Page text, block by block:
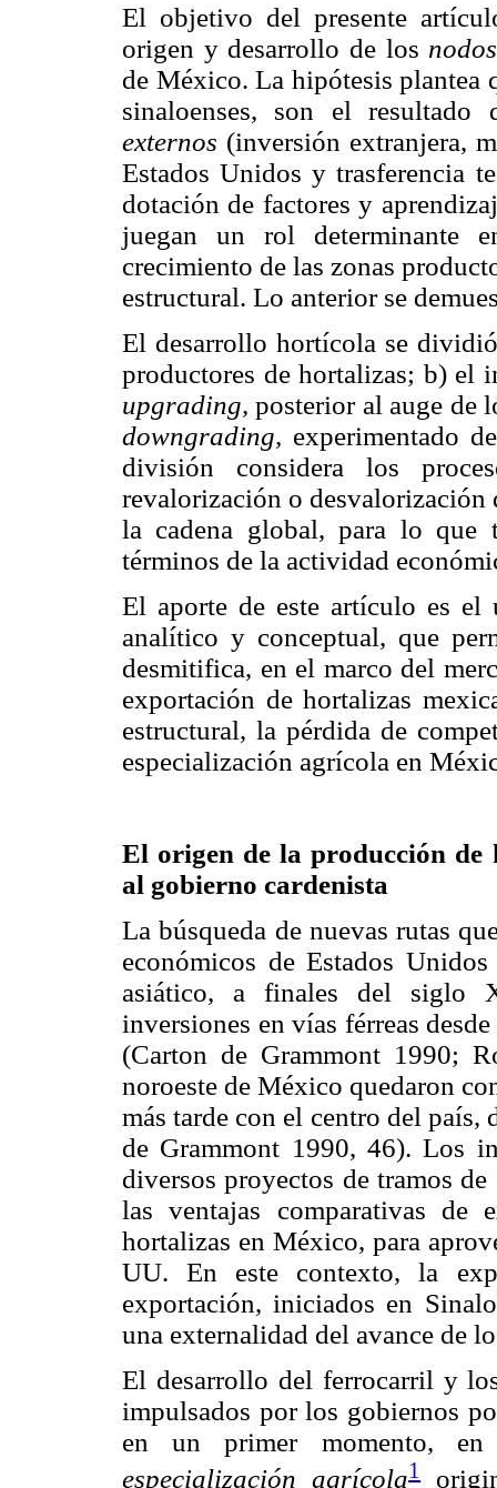
El objetivo del presente
origen y desarrollo de los nodos
de México. La hipótesis plantea
sinaloenses, son el
externos (inversión extranjera,
Estados Unidos y trasferencia
dotación de factores y
juegan un rol determinante
crecimiento de las zonas
estructural. Lo anterior se
El desarrollo hortícola se
productores de hortalizas; b) el
upgrading, posterior al auge de
downgrading, experimentado
división considera los
revalorización o desvalorización
la cadena global, para lo que
términos de la actividad
El aporte de este artículo es
analítico y conceptual, que
desmitifica, en el marco del
exportación de hortalizas
estructural, la pérdida de
especialización agrícola en
El origen de la producción
al gobierno cardenista
La búsqueda de nuevas rutas
económicos de Estados
asiático, a finales del siglo
inversiones en vías férreas
(Carton de Grammont 1990;
noroeste de México quedaron
más tarde con el centro del
de Grammont 1990, 46). Los
diversos proyectos de tramos
las ventajas comparativas de
hortalizas en México, para
UU. En este contexto, la
exportación, iniciados en
una externalidad del avance de
El desarrollo del ferrocarril y
impulsados por los gobiernos
en un primer momento,
especialización agrícola1